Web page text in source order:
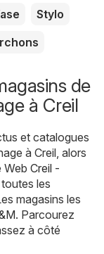
Stylo
de
à Creil
et catalogues
à Creil, alors
Web Creil -
les
magasins les
. Parcourez
à côté